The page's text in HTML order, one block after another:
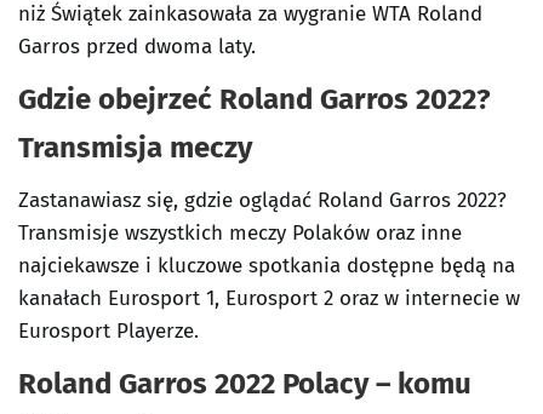
niż Świątek zainkasowała za wygranie WTA Roland
Garros przed dwoma laty.
Gdzie obejrzeć Roland Garros 2022?
Transmisja meczy
Zastanawiasz się, gdzie oglądać Roland Garros 2022?
Transmisje wszystkich meczy Polaków oraz inne
najciekawsze i kluczowe spotkania dostępne będą na
kanałach Eurosport 1, Eurosport 2 oraz w internecie w
Eurosport Playerze.
Roland Garros 2022 Polacy – komu